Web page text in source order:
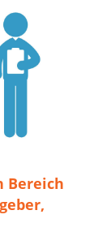
Bereich